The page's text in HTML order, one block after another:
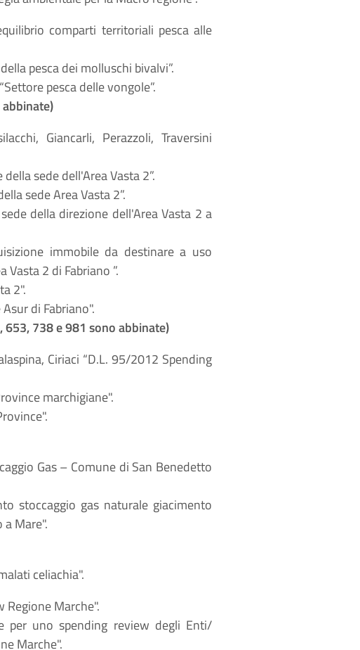
comparti territoriali pesca alle
pesca dei molluschi bivalvi”.
pesca delle vongole”.
Giancarli, Perazzoli, Traversini
sede dell'Area Vasta 2”.
sede Area Vasta 2”.
della direzione dell'Area Vasta 2 a
immobile da destinare a uso
2 di Fabriano ”.
2".
di Fabriano".
738 e 981 sono abbinate)
Ciriaci “D.L. 95/2012 Spending
marchigiane".
Gas – Comune di San Benedetto
stoccaggio gas naturale giacimento
Mare".
celiachia".
Regione Marche".
per uno spending review degli Enti/
Marche".